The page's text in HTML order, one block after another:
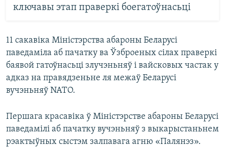
ключавы этап праверкі боегатоўнасьці
11 сакавіка Міністэрства абароны Беларусі
паведаміла аб пачатку ва Ўзброеных сілах праверкі
баявой гатоўнасьці злучэньняў і вайсковых частак у
адказ на правядзеньне ля межаў Беларусі
вучэньняў NATO.
Першага красавіка ў Міністэрстве абароны Беларусі
паведамілі аб пачатку вучэньняў з выкарыстаньнем
рэактыўных сыстэм залпавага агню «Палянэз».